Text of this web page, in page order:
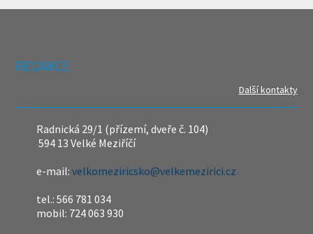
REDAKCE
Další kontakty
Radnická 29/1 (přízemí, dveře č. 104)
594 13 Velké Meziříčí
e-mail:velkomeziricsko@velkemezirici.cz
tel.: 566 781 034
mobil: 724 063 930